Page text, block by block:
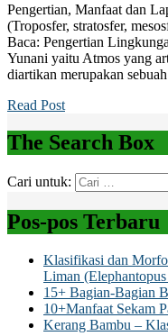
Pengertian, Manfaat dan
(Troposfer, stratosfer,
Baca: Pengertian
Yunani yaitu Atmos yang
diartikan merupakan
Read Post
The Search Box
Cari untuk:
Pos-pos Terbaru
Klasifikasi dan
Liman
15+ Bagian-Bagian
10+Manfaat Sekam
Kerang Bambu –